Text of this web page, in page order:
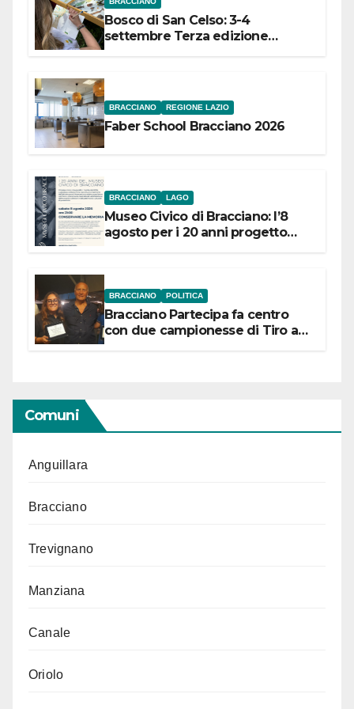
Bosco di San Celso: 3-4
settembre Terza edizione
BRACCIANO REGIONE LAZIO
Faber School Bracciano 2026
BRACCIANO LAGO
Museo Civico di Bracciano: l’8
agosto per i 20 anni progetto
BRACCIANO POLITICA
Bracciano Partecipa fa centro
con due campionesse di Tiro a
Comuni
Anguillara
Bracciano
Trevignano
Manziana
Canale
Oriolo